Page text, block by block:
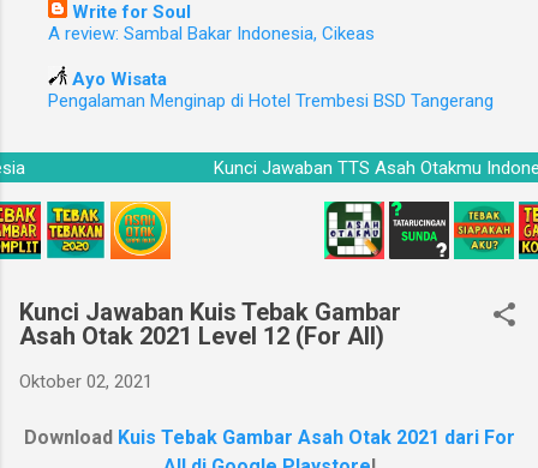
Write for Soul
A review: Sambal Bakar Indonesia, Cikeas
Ayo Wisata
Pengalaman Menginap di Hotel Trembesi BSD Tangerang
Kunci Jawaban TTS Asah Otakmu
Kunci Jawaban Kuis Tebak Gambar
Asah Otak 2021 Level 12 (For All)
Oktober 02, 2021
Download Kuis Tebak Gambar Asah Otak 2021 dari For